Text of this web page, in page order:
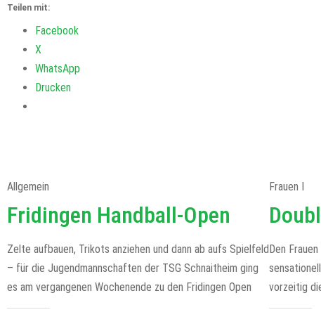
Teilen mit:
Facebook
X
WhatsApp
Drucken
Allgemein
Fridingen Handball-Open
Zelte aufbauen, Trikots anziehen und dann ab aufs Spielfeld
– für die Jugendmannschaften der TSG Schnaitheim ging
es am vergangenen Wochenende zu den Fridingen Open
Frauen I
Den
vorzeitig